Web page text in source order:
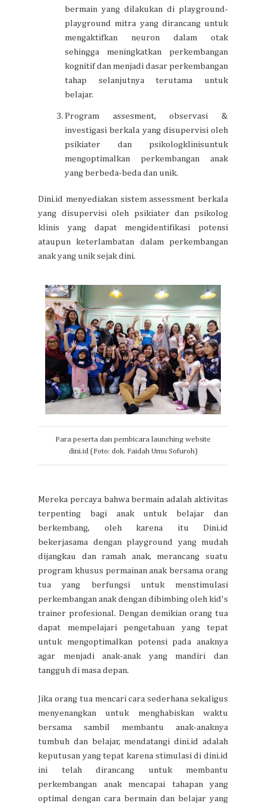
bermain yang dilakukan di playground-
playground mitra yang dirancang untuk
mengaktifkan neuron dalam otak
sehingga meningkatkan perkembangan
kognitif dan menjadi dasar perkembangan
tahap selanjutnya terutama untuk
belajar.
Program assesment, observasi &
investigasi berkala yang disupervisi oleh
psikiater dan psikologklinisuntuk
mengoptimalkan perkembangan anak
yang berbeda-beda dan unik.
Dini.id menyediakan sistem assessment berkala
yang disupervisi oleh psikiater dan psikolog
klinis yang dapat mengidentifikasi potensi
ataupun keterlambatan dalam perkembangan
anak yang unik sejak dini.
Para peserta dan pembicara launching website
dini.id (Foto: dok. Faidah Umu Sofuroh)
Mereka percaya bahwa bermain adalah aktivitas
terpenting bagi anak untuk belajar dan
berkembang, oleh karena itu Dini.id
bekerjasama dengan playground yang mudah
dijangkau dan ramah anak, merancang suatu
program khusus permainan anak bersama orang
tua yang berfungsi untuk menstimulasi
perkembangan anak dengan dibimbing oleh kid's
trainer profesional. Dengan demikian orang tua
dapat mempelajari pengetahuan yang tepat
untuk mengoptimalkan potensi pada anaknya
agar menjadi anak-anak yang mandiri dan
tangguh di masa depan.
Jika orang tua mencari cara sederhana sekaligus
menyenangkan untuk menghabiskan waktu
bersama sambil membantu anak-anaknya
tumbuh dan belajar, mendatangi dini.id adalah
keputusan yang tepat karena stimulasi di dini.id
ini telah dirancang untuk membantu
perkembangan anak mencapai tahapan yang
optimal dengan cara bermain dan belajar yang